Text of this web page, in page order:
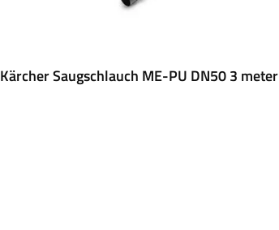
Kärcher Saugschlauch ME-PU DN50 3 meter